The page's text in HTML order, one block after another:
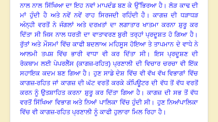
ਨਾਲ ਨਾਲ ਸਿੱਖਿਆ ਦਾ ਇਹ ਨਵਾਂ ਮਾਪਦੰਡ ਬਣ ਕੇ ਉੱਭਿਰਆ ਹੈ ।ਲੋੜ ਕਾਢ ਦੀ
ਮਾਂ ਹੁੰਦੀ ਹੈ ਅਤੇ ਨਵੇਂ ਨਵੇਂ ਰਾਹ ਸਿਰਜਦੀ ਰਹਿੰਦੀ ਹੈ ।ਕਾਗਜ਼ ਦੀ ਧੜਾਧੜ
ਅੰਨ੍ਹੀ ਵਰਤੋਂ ਨੇ ਜੰਗਲਾਂ ਅਤੇ ਦਰਖ਼ਤਾਂ ਦਾ ਲਗਾਤਾਰ ਖਾਤਮਾ ਕਰਨਾ ਸ਼ੁਰੂ ਕਰ
ਦਿੱਤਾ ਸੀ ਜਿਸ ਨਾਲ ਧਰਤੀ ਦਾ ਵਾਤਾਵਰਣ ਬੁਰੀ ਤਰ੍ਹਾਂ ਪ੍ਰਦੂਸ਼ਤ ਹੋ ਗਿਆ ਹੈ ।
ਰੁੱਤਾਂ ਅਤੇ ਮੌਸਮਾਂ ਵਿੱਚ ਕਾਫੀ ਬਦਲਾਅ ਮਹਿਸੂਸ ਹੋਇਆ ਤੇ ਤਾਪਮਾਨ ਦੇ ਵਾਧੇ ਨੇ
ਆਲਮੀ ਤਪਸ਼ ਵਿੱਚ ਭਾਰੀ ਵਾਧਾ ਵੀ ਕਰ ਦਿੱਤਾ ਸੀ।ਇਸ ਪ੍ਰਦੂਸ਼ਣ ਦੀ
ਰੋਕਥਾਮ ਲਈ ਪੇਪਰਲੈੱਸ (ਕਾਗਜ਼-ਰਹਿਤ) ਪ੍ਰਣਾਲੀ ਦੀ ਵਿਚਾਰ ਚਰਚਾ ਵੀ ਇੱਕ
ਸਹਾਇਕ ਕਦਮ ਬਣ ਗਿਆ ਹੈ ।ਹੁਣ ਸਾਡੇ ਦੇਸ਼ ਵਿੱਚ ਵੀ ਵੱਖ ਵੱਖ ਵਿਭਾਗਾਂ ਵਿੱਚ
ਕਾਗਜ਼-ਰਹਿਤ ਜਾਂ ਕਾਗਜ਼ ਦੀ ਘੱਟ ਵਰਤੋਂ ਕਰਕੇ ਕੰਪਿਊਟਰ ਦੀ ਵੱਧ ਤੋਂ ਵੱਧ ਵਰਤੋਂ
ਕਰਨ ਨੂੰ ਉਤਸ਼ਾਹਿਤ ਕਰਨਾ ਸ਼ੁਰੂ ਕਰ ਦਿੱਤਾ ਗਿਆ ਹੈ ।ਕਾਗਜ਼ ਦੀ ਸਭ ਤੋਂ ਵੱਧ
ਵਰਤੋਂ ਸਿੱਖਿਆ ਵਿਭਾਗ ਅਤੇ ਨਿਆਂ ਪਾਲਿਕਾ ਵਿੱਚ ਹੁੰਦੀ ਸੀ। ਹੁਣ ਨਿਆਂਪਾਲਿਕਾ
ਵਿੱਚ ਵੀ ਕਾਗਜ਼-ਰਹਿਤ ਪ੍ਰਣਾਲੀ ਨੂੰ ਕਾਫੀ ਹੁਲਾਰਾ ਮਿਲ ਰਿਹਾ ਹੈ ।